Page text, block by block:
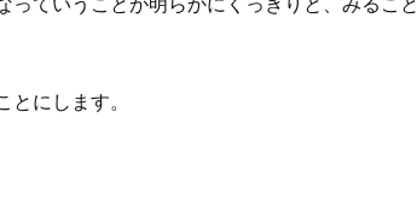
にします。